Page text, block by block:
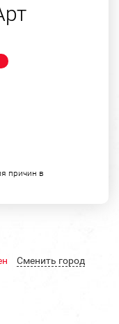
причин в
Cменить город